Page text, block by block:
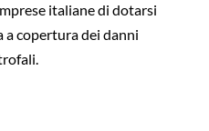
italiane di dotarsi
a copertura dei danni